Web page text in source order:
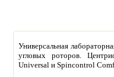
Универсальная
угловых роторов.
Universal и Spincontrol